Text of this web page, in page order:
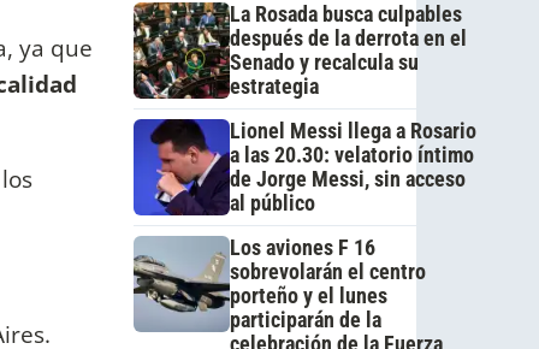
ya que
La Rosada busca culpables
después de la derrota en el
Senado y recalcula su
estrategia
Lionel Messi llega a Rosario
a las 20.30: velatorio íntimo
de Jorge Messi, sin acceso
al público
Los aviones F 16
sobrevolarán el centro
porteño y el lunes
participarán de la
celebración de la Fuerza